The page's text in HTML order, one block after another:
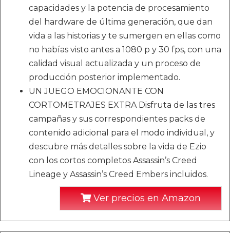
capacidades y la potencia de procesamiento
del hardware de última generación, que dan
vida a las historias y te sumergen en ellas como
no habías visto antes a 1080 p y 30 fps, con una
calidad visual actualizada y un proceso de
producción posterior implementado.
UN JUEGO EMOCIONANTE CON
CORTOMETRAJES EXTRA Disfruta de las tres
campañas y sus correspondientes packs de
contenido adicional para el modo individual, y
descubre más detalles sobre la vida de Ezio
con los cortos completos Assassin’s Creed
Lineage y Assassin’s Creed Embers incluidos.
Ver precios en Amazon